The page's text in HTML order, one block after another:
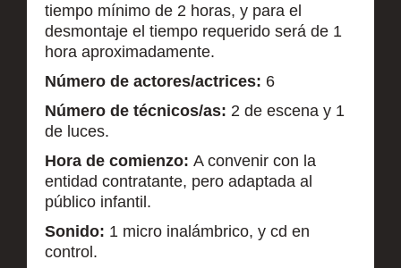
tiempo mínimo de 2 horas, y para el
desmontaje el tiempo requerido será de 1
hora aproximadamente.
Número de actores/actrices: 6
Número de técnicos/as: 2 de escena y 1
de luces.
Hora de comienzo: A convenir con la
entidad contratante, pero adaptada al
público infantil.
Sonido: 1 micro inalámbrico, y cd en
control.